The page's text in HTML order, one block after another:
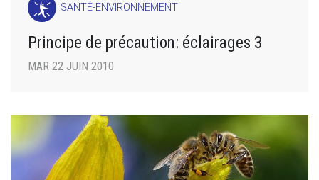
SANTÉ-ENVIRONNEMENT
Principe de précaution: éclairages 3
MAR 22 JUIN 2010